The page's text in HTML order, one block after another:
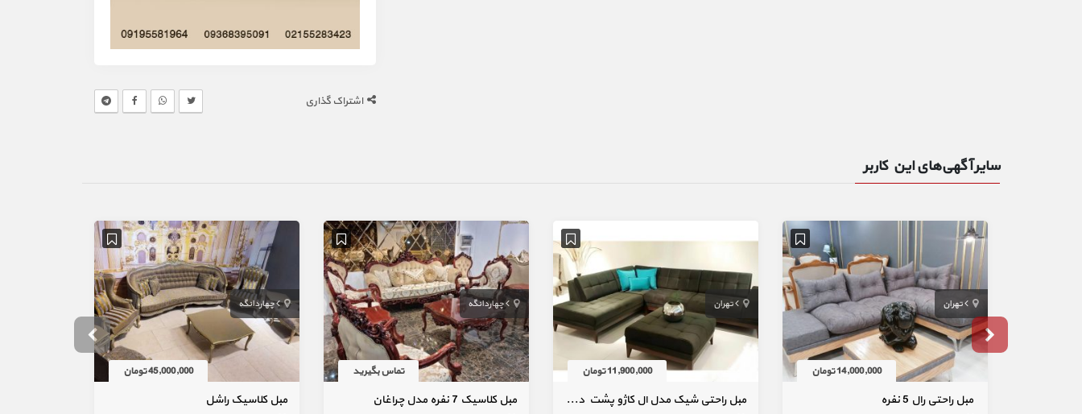
اشتراک گذاری
سایر آگهی‌های این کاربر
تهران
14,000,000 تومان
‌ مبل راحتی‌ رال 5 نفره
تهران
11,900,000 تومان
مبل راحتی شیک مدل ال کاژو پشت دوبل چسبی
چهاردانگه
تماس بگیرید
مبل کلاسیک 7 نفره مدل چراغان
چهاردانگه
45,000,000 تومان
مبل کلاسیک راشل